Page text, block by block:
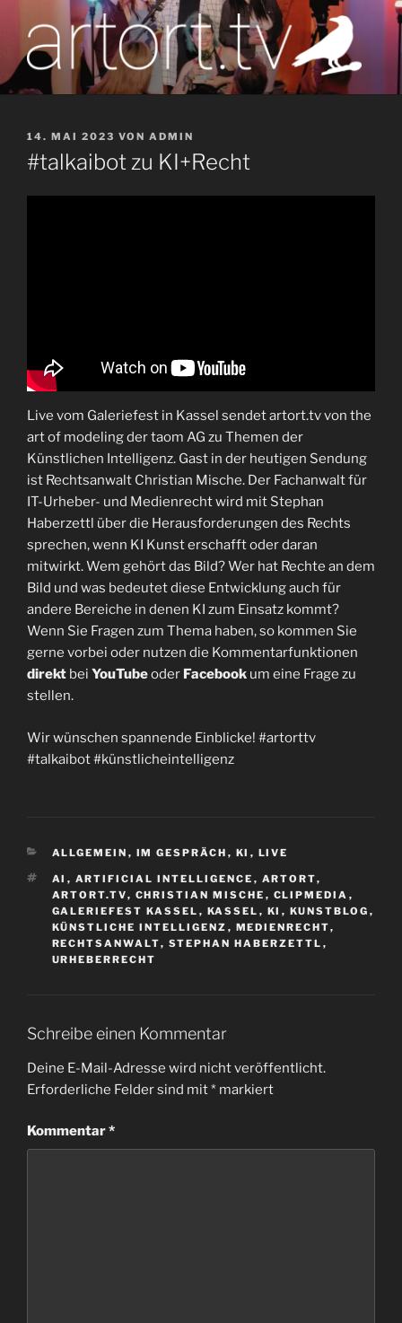
Inhalt
springen
artort.tv
Berichte vom Tatort der Kunst
VERÖFFENTLICHT
AM
14. MAI 2023 VON ADMIN
#talkaibot zu KI+Recht
Live vom Galeriefest in Kassel sendet artort.tv von the
art of modeling der taom AG zu Themen der
Künstlichen Intelligenz. Gast in der heutigen Sendung
ist Rechtsanwalt Christian Mische. Der Fachanwalt für
IT-Urheber- und Medienrecht wird mit Stephan
Haberzettl über die Herausforderungen des Rechts
sprechen, wenn KI Kunst erschafft oder daran
mitwirkt. Wem gehört das Bild? Wer hat Rechte an dem
Bild und was bedeutet diese Entwicklung auch für
andere Bereiche in denen KI zum Einsatz kommt?
Wenn Sie Fragen zum Thema haben, so kommen Sie
gerne vorbei oder nutzen die Kommentarfunktionen
direkt bei YouTubeoder Facebook um eine Frage zu
stellen.
Wir wünschen spannende Einblicke! #artorttv
#talkaibot #künstlicheintelligenz
KATEGORIEN
ALLGEMEIN , IM GESPRÄCH , KI , LIVE
SCHLAGWÖRTER
AI , ARTIFICIAL INTELLIGENCE , ARTORT,
ARTORT.TV, CHRISTIAN MISCHE , CLIPMEDIA ,
GALERIEFEST KASSEL , KASSEL , KI , KUNSTBLOG ,
KÜNSTLICHE INTELLIGENZ , MEDIENRECHT,
RECHTSANWALT, STEPHAN HABERZETTL ,
URHEBERRECHT
Schreibe einen Kommentar
Deine E-Mail-Adresse wird nicht veröffentlicht.
Erforderliche Felder sind mit* markiert
Kommentar*